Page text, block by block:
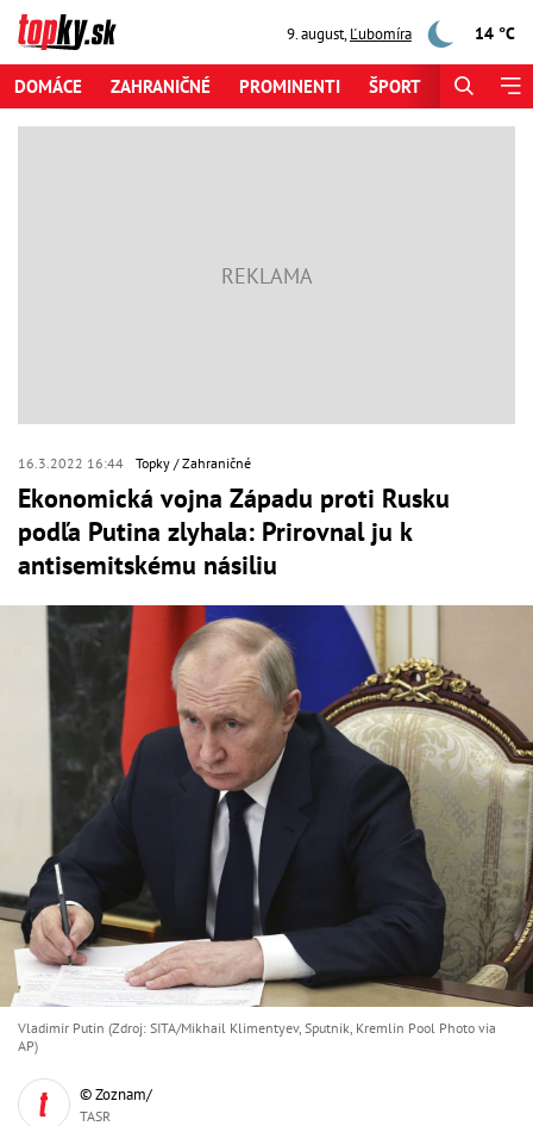
9. august,Ľubomíra 14 °C
DOMÁCE ZAHRANIČNÉ PROMINENTI ŠPORT
16.3.2022 16:44 Topky Zahraničné
Ekonomická vojna Západu proti Rusku
podľa Putina zlyhala: Prirovnal ju k
antisemitskému násiliu
Vladimir Putin (Zdroj: SITA/Mikhail Klimentyev, Sputnik, Kremlin Pool Photo via
AP)
© Zoznam/
TASR